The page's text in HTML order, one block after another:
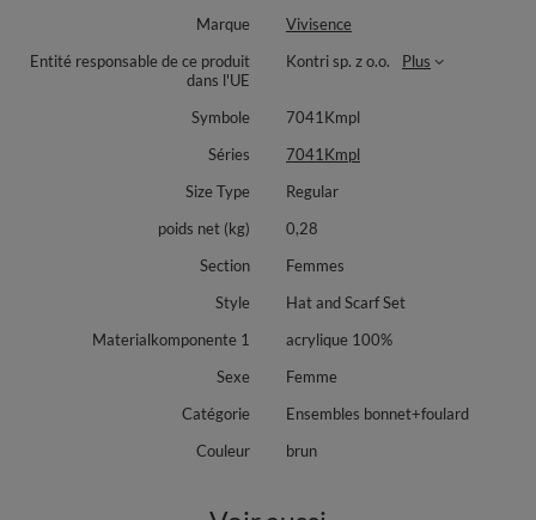
le modèle ne provoque pas les cheveux electrique
Dimensions d'écharpe : 176 x 44 cm
Marque
Vivisence
Entité responsable de ce produit
dans l'UE
Kontri sp. z o.o. Plus
Symbole
7041Kmpl
Séries
7041Kmpl
Size Type
Regular
poids net (kg)
0,28
Section
Femmes
Style
Hat and Scarf Set
Materialkomponente 1
acrylique 100%
Sexe
Femme
Catégorie
Ensembles bonnet+foulard
Couleur
brun